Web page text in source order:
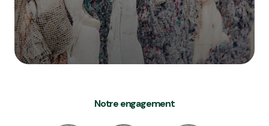
Notre engagement